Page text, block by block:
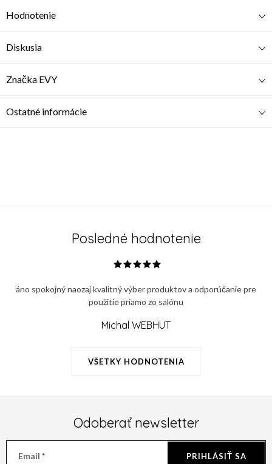
Hodnotenie
Diskusia
Značka EVY
Ostatné informácie
Posledné hodnotenie
VŠETKY HODNOTENIA
áno spokojný naozaj kvalitný výber produktov a odporúčanie pre
použitie priamo zo salónu
Michal WEBHUT
Odoberať newsletter
Email PRIHLÁSIŤ SA